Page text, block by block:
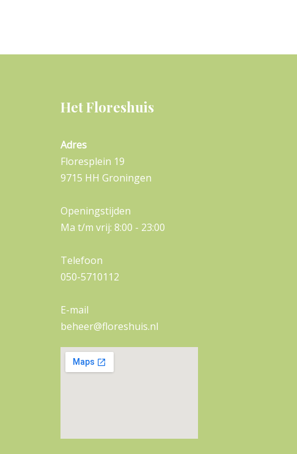
Het Floreshuis
Adres
Floresplein 19
9715 HH Groningen
Openingstijden
Ma t/m vrij: 8:00 - 23:00
Telefoon
050-5710112
E-mail
beheer@floreshuis.nl